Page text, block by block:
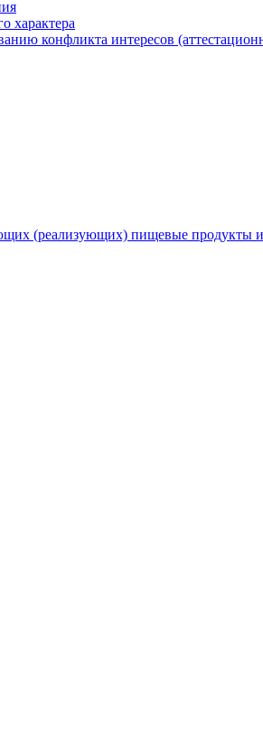
характера
конфликта интересов
(реализующих) пищевые продукты и